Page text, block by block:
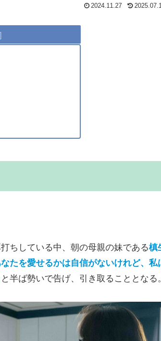
2024.11.27
ちしている中、朝の母親の妹である槙
たを愛せるかは自信がないけれど、私
と半ば勢いで告げ、引き取ることとなる。